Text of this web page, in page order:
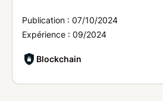
Publication : 07/10/2024
Expérience : 09/2024
Blockchain